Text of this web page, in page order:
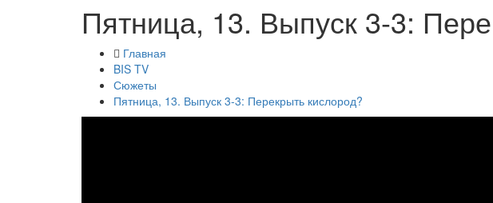
Пятница, 13. Выпуск 3-3:
Главная
BIS TV
Сюжеты
Пятница, 13. Выпуск 3-3: Перекрыть кислород?